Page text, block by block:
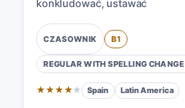
konkludować, ustawać
CZASOWNIK B1
REGULAR WITH SPELLING CHANGE
★★★★★ Spain Latin America